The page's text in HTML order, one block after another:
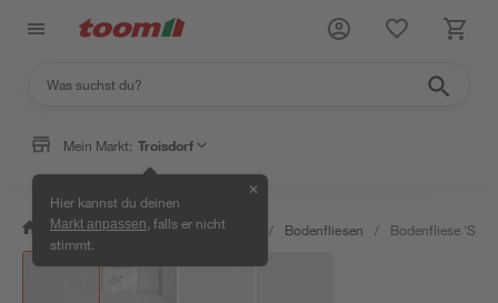
Mein Markt: Troisdorf
Hier kannst du deinen
Markt anpassen , falls er nicht
stimmt.
✕
/ Bauen & Renovieren / Fliesen / Bodenfliesen / Bodenfliese